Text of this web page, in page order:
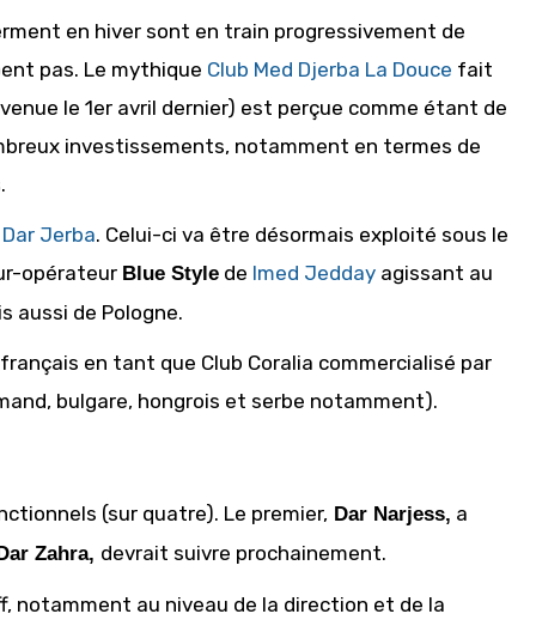
en hiver sont en train progressivement de
pas. Le mythique Club Med Djerba La Douce fait
le 1er avril dernier) est perçue comme étant de
investissements, notamment en termes de
Dar Jerba. Celui-ci va être désormais exploité sous le
opérateur Blue Style de Imed Jedday agissant au
aussi de Pologne.
en tant que Club Coralia commercialisé par
bulgare, hongrois et serbe notamment).
(sur quatre). Le premier, Dar Narjess, a
Dar Zahra, devrait suivre prochainement.
notamment au niveau de la direction et de la